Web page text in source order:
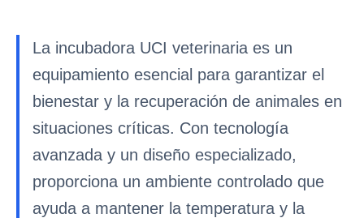
La incubadora UCI veterinaria es un
equipamiento esencial para garantizar el
bienestar y la recuperación de animales en
situaciones críticas. Con tecnología
avanzada y un diseño especializado,
proporciona un ambiente controlado que
ayuda a mantener la temperatura y la